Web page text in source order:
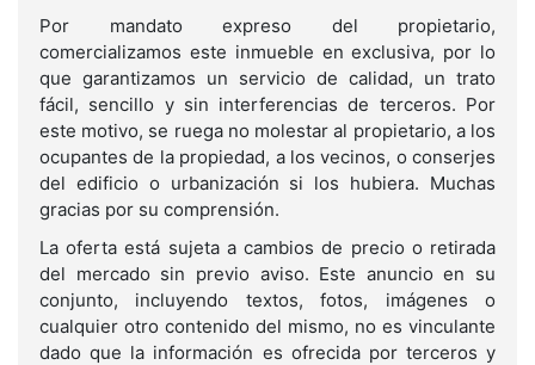
Por mandato expreso del propietario,
comercializamos este inmueble en exclusiva, por lo
que garantizamos un servicio de calidad, un trato
fácil, sencillo y sin interferencias de terceros. Por
este motivo, se ruega no molestar al propietario, a los
ocupantes de la propiedad, a los vecinos, o conserjes
del edificio o urbanización si los hubiera. Muchas
gracias por su comprensión.
La oferta está sujeta a cambios de precio o retirada
del mercado sin previo aviso. Este anuncio en su
conjunto, incluyendo textos, fotos, imágenes o
cualquier otro contenido del mismo, no es vinculante
dado que la información es ofrecida por terceros y